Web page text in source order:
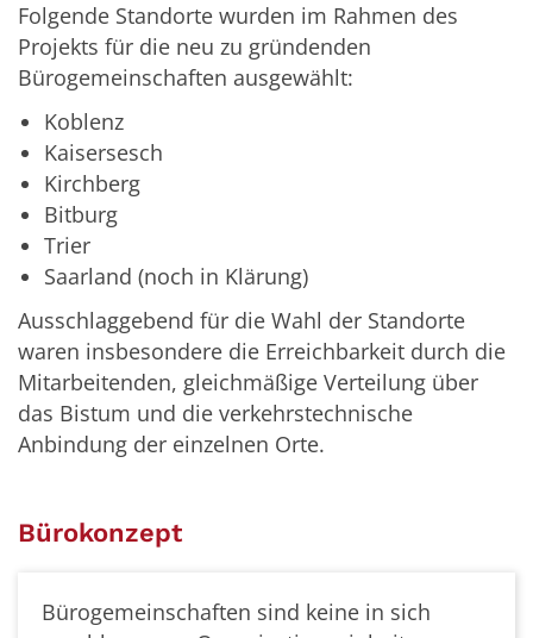
Folgende Standorte wurden im Rahmen des
Projekts für die neu zu gründenden
Bürogemeinschaften ausgewählt:
Koblenz
Kaisersesch
Kirchberg
Bitburg
Trier
Saarland (noch in Klärung)
Ausschlaggebend für die Wahl der Standorte
waren insbesondere die Erreichbarkeit durch die
Mitarbeitenden, gleichmäßige Verteilung über
das Bistum und die verkehrstechnische
Anbindung der einzelnen Orte.
Bürokonzept
Bürogemeinschaften sind keine in sich